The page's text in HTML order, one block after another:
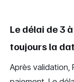
Le délai de 3
toujours la
Après validation,